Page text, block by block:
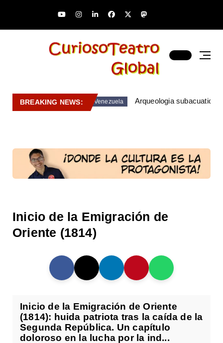
BREAKING NEWS: Venezuela Arqueologia subacuatica
Inicio de la Emigración de
Oriente (1814)
Inicio de la Emigración de Oriente
(1814): huida patriota tras la caída de la
Segunda República. Un capítulo
doloroso en la lucha por la ind...